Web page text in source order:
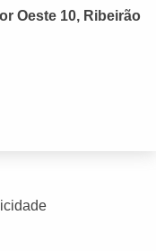
Oeste 10, Ribeirão